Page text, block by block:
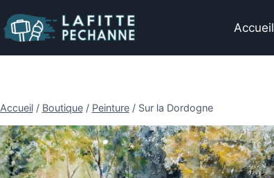
Accueil
Accueil / Boutique / Peinture / Sur la Dordogne